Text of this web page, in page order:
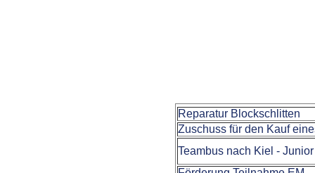
Reparatur Blockschlitten
Zuschuss für den Kauf
Teambus nach Kiel -